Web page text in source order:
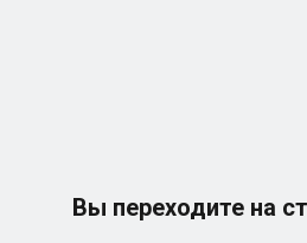
Вы переходите на